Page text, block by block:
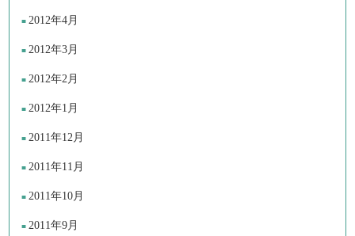
2012年4月
2012年3月
2012年2月
2012年1月
2011年12月
2011年11月
2011年10月
2011年9月